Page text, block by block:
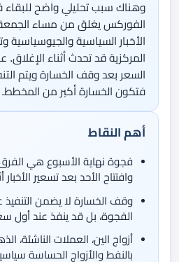
وهناك سبب تحليلي واضح
الفوركس يغلق من مساء الجمعة
الأخبار السياسية والجيوسياسية
المركزية قد تحدث أثناء الإغلاق.
السعر بعد وقف الخسارة ويتم
فتكون الخسارة أكبر من المخطط.
أهم النقاط
فجوة نهاية الأسبوع هي
وافتتاح الأحد بعد تسعير
وقف الخسارة لا يضمن التنفيذ
الفجوة، بل قد ينفذ عند أول
أزواج الين، العملات الناشئة،
بالنفط والأزواج الحساسة